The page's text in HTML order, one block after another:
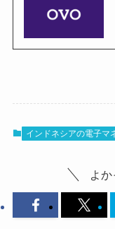
インドネシアの電子マ
よか